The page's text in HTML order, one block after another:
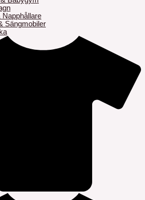
Napphållare
Sängmobiler